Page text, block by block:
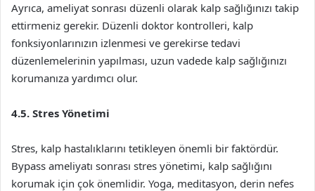
Ayrıca, ameliyat sonrası düzenli olarak kalp sağlığınızı takip
ettirmeniz gerekir. Düzenli doktor kontrolleri, kalp
fonksiyonlarınızın izlenmesi ve gerekirse tedavi
düzenlemelerinin yapılması, uzun vadede kalp sağlığınızı
korumanıza yardımcı olur.
4.5. Stres Yönetimi
Stres, kalp hastalıklarını tetikleyen önemli bir faktördür.
Bypass ameliyatı sonrası stres yönetimi, kalp sağlığını
korumak için çok önemlidir. Yoga, meditasyon, derin nefes